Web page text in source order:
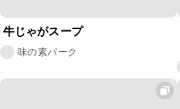
牛じゃがスープ
味の素パーク